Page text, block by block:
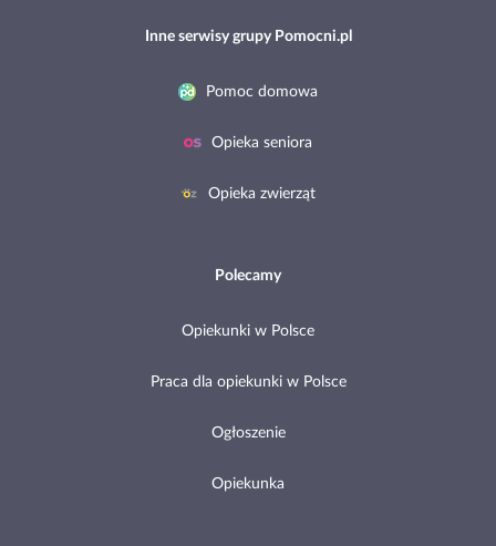
Inne serwisy grupy Pomocni.pl
Pomoc domowa
Opieka seniora
Opieka zwierząt
Polecamy
Opiekunki w Polsce
Praca dla opiekunki w Polsce
Ogłoszenie
Opiekunka